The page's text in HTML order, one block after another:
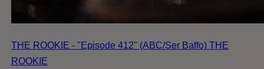
THE ROOKIE - "Episode 412" (ABC/Ser Baffo) THE
ROOKIE